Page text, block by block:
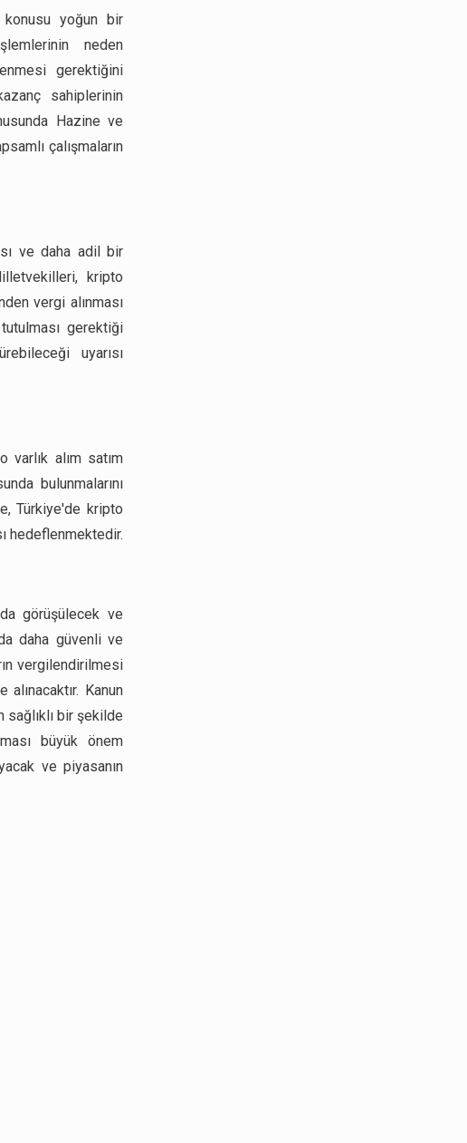
konusu yoğun bir
neden
gerektiğini
sahiplerinin
Hazine ve
çalışmaların
ve daha adil bir
kripto
vergi alınması
gerektiği
uyarısı
alım satım
bulunmalarını
Türkiye'de kripto
hedeflenmektedir.
görüşülecek ve
daha güvenli ve
vergilendirilmesi
Kanun
sağlıklı bir şekilde
büyük önem
ve piyasanın